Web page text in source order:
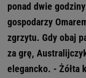
ponad dwie
gospodarzy
zgrzytu. Gdy obaj
za grę,
elegancko. - Żółta